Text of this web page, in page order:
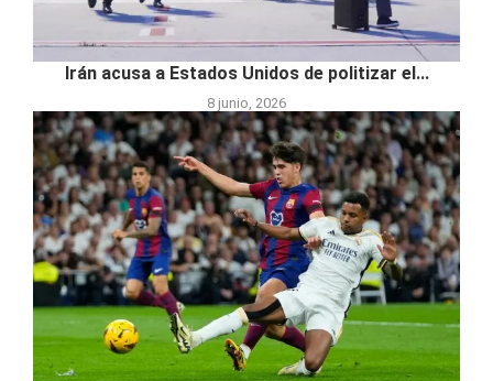
Irán acusa a Estados Unidos de politizar el...
8 junio, 2026